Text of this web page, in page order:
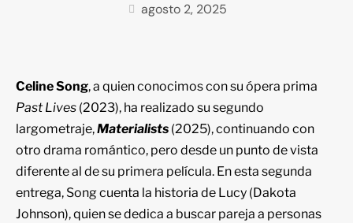
agosto 2, 2025
Celine Song, a quien conocimos con su ópera prima
Past Lives (2023), ha realizado su segundo
largometraje,Materialists (2025), continuando con
otro drama romántico, pero desde un punto de vista
diferente al de su primera película. En esta segunda
entrega, Song cuenta la historia de Lucy (Dakota
Johnson), quien se dedica a buscar pareja a personas